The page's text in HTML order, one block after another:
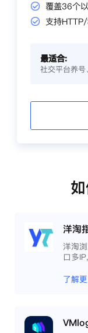
覆盖36个
支持
最适合:
社交平台养
洋淘
洋淘
口多
了解